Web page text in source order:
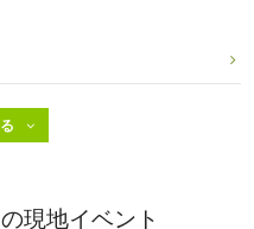
の現地イベント